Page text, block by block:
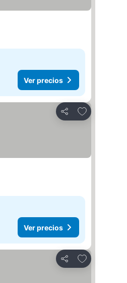
Ver precios
Compartir
Agregar a
Ver precios
Compartir
Agregar a